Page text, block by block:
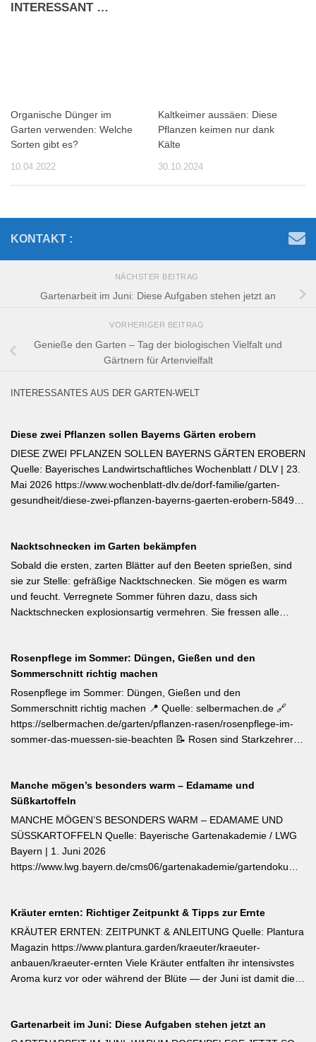
INTERESSANT …
Organische Dünger im
Garten verwenden: Welche
Sorten gibt es?
10.04.2022
Kaltkeimer aussäen: Diese
Pflanzen keimen nur dank
Kälte
30.10.2024
KONTAKT :
NÄCHSTER BEITRAG
Gartenarbeit im Juni: Diese Aufgaben stehen jetzt an
VORHERIGER BEITRAG
Genieße den Garten – Tag der biologischen Vielfalt und
Gärtnern für Artenvielfalt
INTERESSANTES AUS DER GARTEN-WELT
Diese zwei Pflanzen sollen Bayerns Gärten erobern
DIESE ZWEI PFLANZEN SOLLEN BAYERNS GÄRTEN EROBERN
Quelle: Bayerisches Landwirtschaftliches Wochenblatt / DLV | 23.
Mai 2026 https://www.wochenblatt-dlv.de/dorf-familie/garten-
gesundheit/diese-zwei-pflanzen-bayerns-gaerten-erobern-584991
gemusterten Blüten, die ohne Ausputzen von Frühsommer bis
Herbst reich blüht und sich hervorragend für Balkonkästen und
Ampeln eignet. Die Bayerische Genusspflanze des Jahres 2026
ist die Erdbeere ‚Lilly Waldberry‘, die durch ihr intensiv
waldbeererinnerndes Aroma überzeugt und ab Juni durchgehend
bayerische Gärtnereien erhältlich. Wer auf regional empfohlene
Pflanzen setzen möchte, liegt mit diesen beiden Sorten für Balkon
und Nutzgarten genau richtig.
Nacktschnecken im Garten bekämpfen
Sobald die ersten, zarten Blätter auf den Beeten sprießen, sind
sie zur Stelle: gefräßige Nacktschnecken. Sie mögen es warm
und feucht. Verregnete Sommer führen dazu, dass sich
Nacktschnecken explosionsartig vermehren. Sie fressen alle
hier. Weiterlesen bei MDR-Garten
Rosenpflege im Sommer: Düngen, Gießen und den
Sommerschnitt richtig machen
Rosenpflege im Sommer: Düngen, Gießen und den
Sommerschnitt richtig machen 📍 Quelle: selbermachen.de 🔗
https://selbermachen.de/garten/pflanzen-rasen/rosenpflege-im-
sommer-das-muessen-sie-beachten 📝 Rosen sind Starkzehrer –
bis Mitte Juli abgeschlossen sein, damit sich die Pflanzen auf die
Überwinterung vorbereiten können. Der entscheidende Tipp für
öfterblühende Sorten: Verwelkte Blüten mit 2–3 Blattstielpaaren
darunter sofort abschneiden – das regt neue Knospen an und
verlängert die Blütezeit erheblich. [Thema-Tag: #Rosenpflege
#Pflanzenpflege #Gehölze]
Manche mögen’s besonders warm – Edamame und
Süßkartoffeln
MANCHE MÖGEN’S BESONDERS WARM – EDAMAME UND
SÜSSKARTOFFELN Quelle: Bayerische Gartenakademie / LWG
Bayern | 1. Juni 2026
https://www.lwg.bayern.de/cms06/gartenakademie/
ins Freiland. Edamame (Garten-Soja) kann direkt gesät oder
vorgezogen werden; Staffelsaaten sind bis Anfang Juli möglich,
die Ernte beginnt ab August. Süßkartoffeln sind ausschließlich als
Jungpflanzen erhältlich und benötigen Wärme, Sonne und einen
tiefen, durchlässigen Boden. Frisch geerntete Knollen müssen
Kräuter ernten: Richtiger Zeitpunkt & Tipps zur Ernte
KRÄUTER ERNTEN: ZEITPUNKT & ANLEITUNG Quelle: Plantura
Magazin https://www.plantura.garden/kraeuter/kraeuter-
anbauen/kraeuter-ernten Viele Kräuter entfalten ihr intensivstes
Aroma kurz vor oder während der Blüte — der Juni ist damit die
Abtrocknen des Taus, bevor die Mittagshitze ätherische Öle
Gartenarbeit im Juni: Diese Aufgaben stehen jetzt an